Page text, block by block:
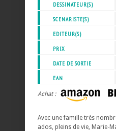
DESSINATEUR(S)
SCENARISTE(S)
EDITEUR(S)
PRIX
DATE DE SORTIE
EAN
Achat :
Avec une famille très
ados, pleins de vie, Marie-